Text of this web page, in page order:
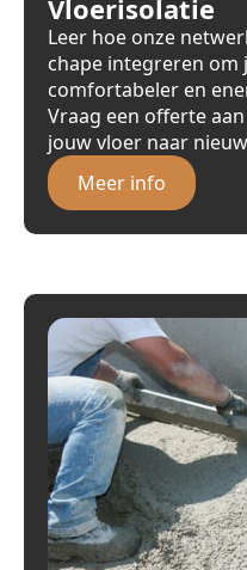
Vloerisolatie
Leer hoe onze
chape integreren
comfortabeler en
Vraag een offerte
jouw vloer naar
Meer info